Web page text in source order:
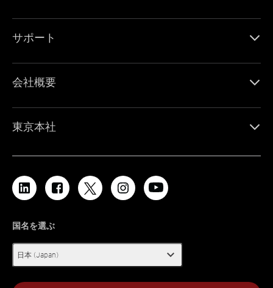
サポート
会社概要
東京本社
国名を選ぶ
日本 (Japan) expand_more